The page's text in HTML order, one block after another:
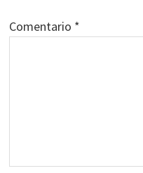
Comentario *